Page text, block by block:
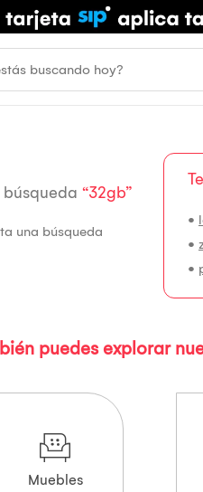
“32gb”
una búsqueda
•
•
•
puedes explorar
Muebles